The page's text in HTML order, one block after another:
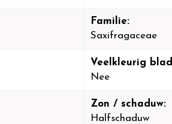
Familie:
Saxifragaceae
Veelkleurig
Nee
Zon / schaduw:
Halfschaduw